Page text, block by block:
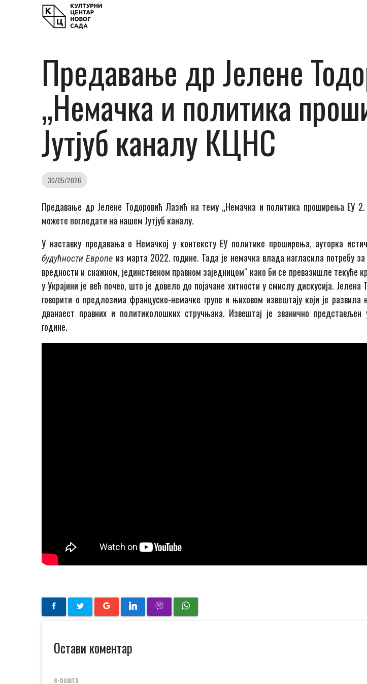
Предавање др Јелене
„Немачка и политика
Јутјуб каналу КЦНС
30/05/2026
Предавање др Јелене Тодоровић Лазић на тему „Немачка и политика проширења ЕУ
можете погледати на нашем Јутјуб каналу.
У наставку предавања о Немачкој у контексту ЕУ политике проширења, ауторка
будућности Европе из марта 2022. године. Тада је немачка влада нагласила потребу
вредности и снажном, јединственом правном заједницом“ како би се превазишле текуће
у Украјини је већ почео, што је довело до појачане хитности у смислу дискусија.
говорити о предлозима француско-немачке групе и њиховом извештају који је развила
дванаест правних и политиколошких стручњака. Извештај је званично
године.
Остави коментар
е-пошта